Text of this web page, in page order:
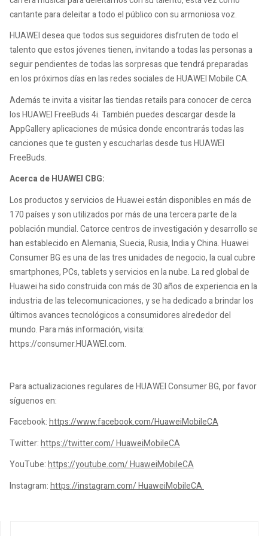
cantante para deleitar a todo el público con su armoniosa voz.
HUAWEI desea que todos sus seguidores disfruten de todo el
talento que estos jóvenes tienen, invitando a todas las personas a
seguir pendientes de todas las sorpresas que tendrá preparadas
en los próximos días en las redes sociales de HUAWEI Mobile CA.
Además te invita a visitar las tiendas retails para conocer de cerca
los HUAWEI FreeBuds 4i. También puedes descargar desde la
AppGallery aplicaciones de música donde encontrarás todas las
canciones que te gusten y escucharlas desde tus HUAWEI
FreeBuds.
Acerca de HUAWEI CBG:
Los productos y servicios de Huawei están disponibles en más de
170 países y son utilizados por más de una tercera parte de la
población mundial. Catorce centros de investigación y desarrollo se
han establecido en Alemania, Suecia, Rusia, India y China. Huawei
Consumer BG es una de las tres unidades de negocio, la cual cubre
smartphones, PCs, tablets y servicios en la nube. La red global de
Huawei ha sido construida con más de 30 años de experiencia en la
industria de las telecomunicaciones, y se ha dedicado a brindar los
últimos avances tecnológicos a consumidores alrededor del
mundo. Para más información, visita:
https://consumer.HUAWEI.com.
Para actualizaciones regulares de HUAWEI Consumer BG, por favor
síguenos en:
Facebook:https://www.facebook.com/HuaweiMobileCA
Twitter:https://twitter.com/ HuaweiMobileCA
YouTube:https://youtube.com/ HuaweiMobileCA
Instagram:https://instagram.com/ HuaweiMobileCA